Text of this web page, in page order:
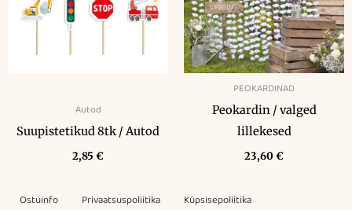
Autod
Suupistetikud 8tk / Autod
2,85 €
PEOKARDINAD
Peokardin / valged
lillekesed
23,60 €
Ostuinfo Privaatsuspoliitika Küpsisepoliitika